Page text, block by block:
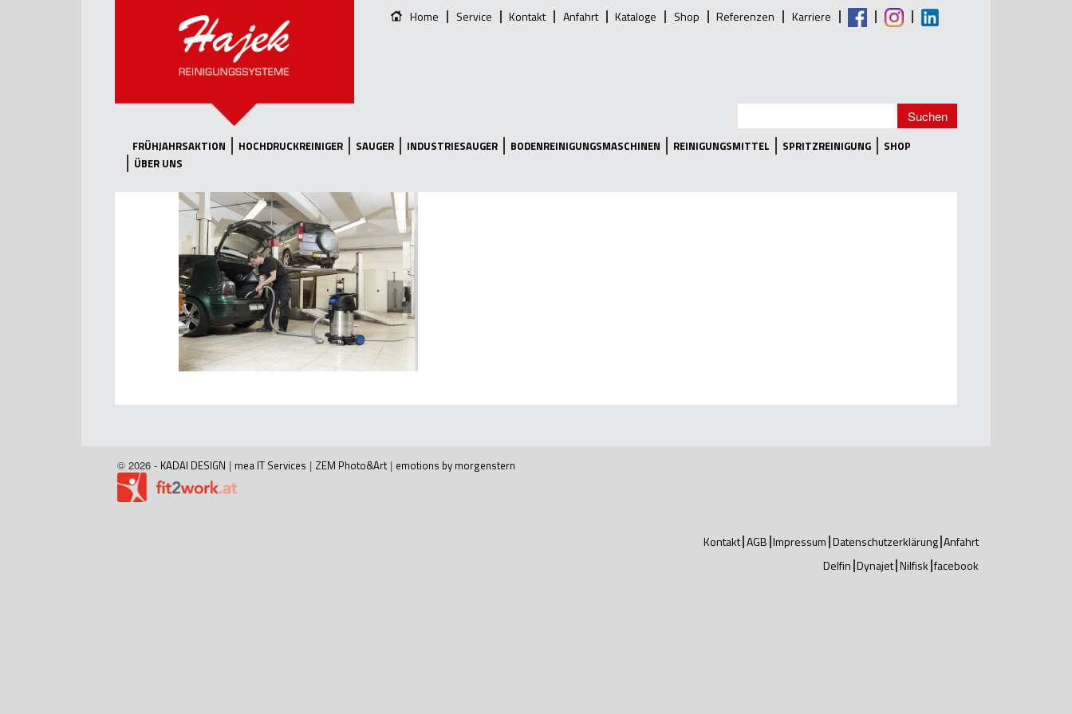
Home Service Kontakt Anfahrt Kataloge Shop Referenzen Karriere
FRÜHJAHRSAKTION HOCHDRUCKREINIGER SAUGER INDUSTRIESAUGER BODENREINIGUNGSMASCHINEN REINIGUNGSMITTEL SPRITZREINIGUNG
SHOP
ÜBER UNS
© 2026 - KADAI DESIGN | mea IT Services | ZEM Photo&Art | emotions by morgenstern
Kontakt AGB Impressum Datenschutzerklärung Anfahrt
Delfin Dynajet Nilfisk facebook